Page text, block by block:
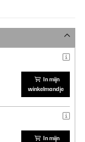
In mijn
winkelmandje
In mijn